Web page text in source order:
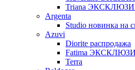
Triana
Argenta
Studio новинка на
Azuvi
Diorite распродажа
Fatima
Terra